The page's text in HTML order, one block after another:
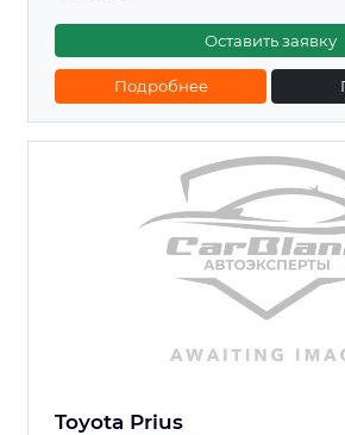
Оставить заявку
Подробнее
Toyota Prius